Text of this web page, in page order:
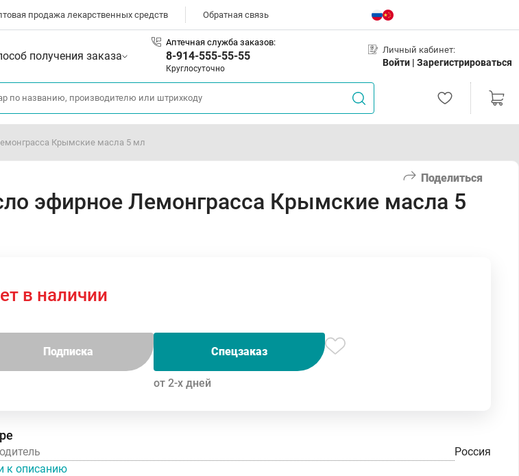
продажа лекарственных средств Обратная связь
получения заказа
Аптечная служба заказов:
8-914-555-55-55
Круглосуточно
Личный кабинет:
Войти | Зарегистрироваться
Крымские масла 5 мл
Поделиться
эфирное Лемонграсса Крымские масла 5
в наличии
Подписка Спецзаказ
от 2-х дней
Россия
к описанию